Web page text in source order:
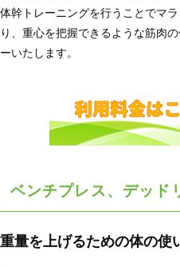
体幹トレーニングを行うことでマ
り、重心を把握できるような筋肉
ーいたします。
ベンチプレス、デッド
重量を上げるための体の使